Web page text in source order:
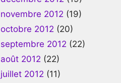
novembre 2012 (19)
octobre 2012 (20)
septembre 2012 (22)
août 2012 (22)
juillet 2012 (11)